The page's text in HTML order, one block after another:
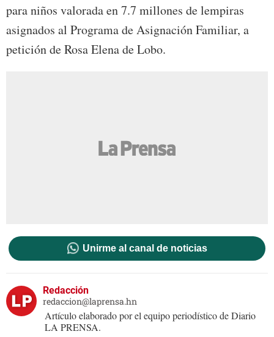
para niños valorada en 7.7 millones de lempiras
asignados al Programa de Asignación Familiar, a
petición de Rosa Elena de Lobo.
Unirme al canal de noticias
Redacción
redaccion@laprensa.hn
Artículo elaborado por el equipo periodístico de Diario
LA PRENSA.